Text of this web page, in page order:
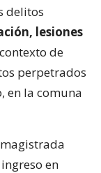
delitos
lesiones
de
perpetrados
en la comuna
en